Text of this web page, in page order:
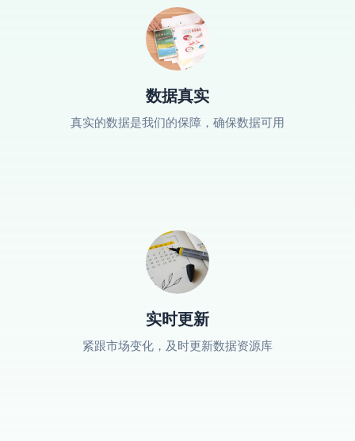
数据真实
真实的数据是我们的保障，确保数据可用
实时更新
紧跟市场变化，及时更新数据资源库